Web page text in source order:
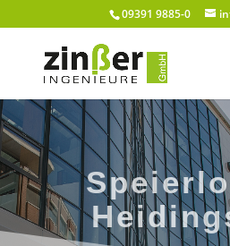
09391 9885-0